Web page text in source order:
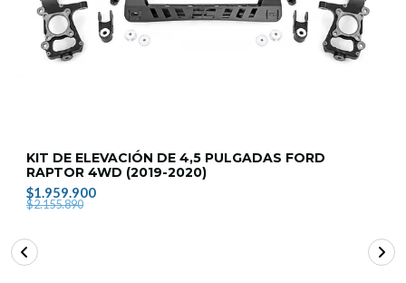
KIT DE ELEVACIÓN DE 4,5 PULGADAS FORD
RAPTOR 4WD (2019-2020)
$1.959.900
$2.155.890